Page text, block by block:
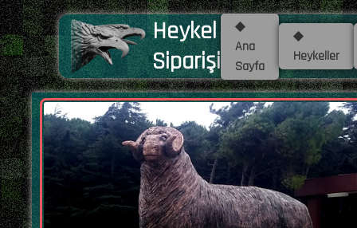
Heykel
Siparişi
◆
Ana
Sayfa
◆
Heykeller